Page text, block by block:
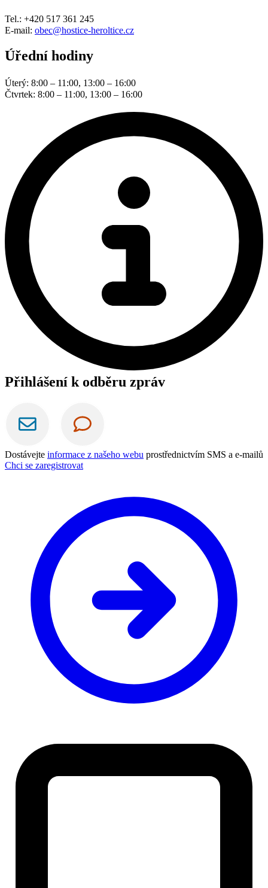
Tel.: +420 517 361 245
E-mail: obec@hostice-heroltice.cz
Úřední hodiny
Úterý: 8:00 – 11:00, 13:00 – 16:00
Čtvrtek: 8:00 – 11:00, 13:00 – 16:00
Přihlášení k odběru zpráv
Dostávejte informace z našeho webu prostřednictvím SMS a e-mailů
Chci se zaregistrovat